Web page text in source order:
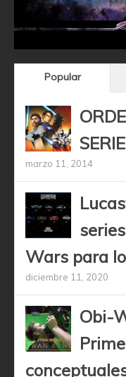
Popular
marzo 11, 2014
Wars para
diciembre 11, 2020
Obi-